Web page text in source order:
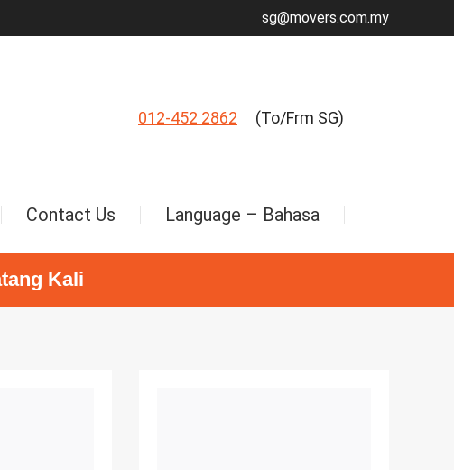
sg@movers.com.my
012-452 2862 (To/Frm SG)
Contact Us Language – Bahasa
Kali